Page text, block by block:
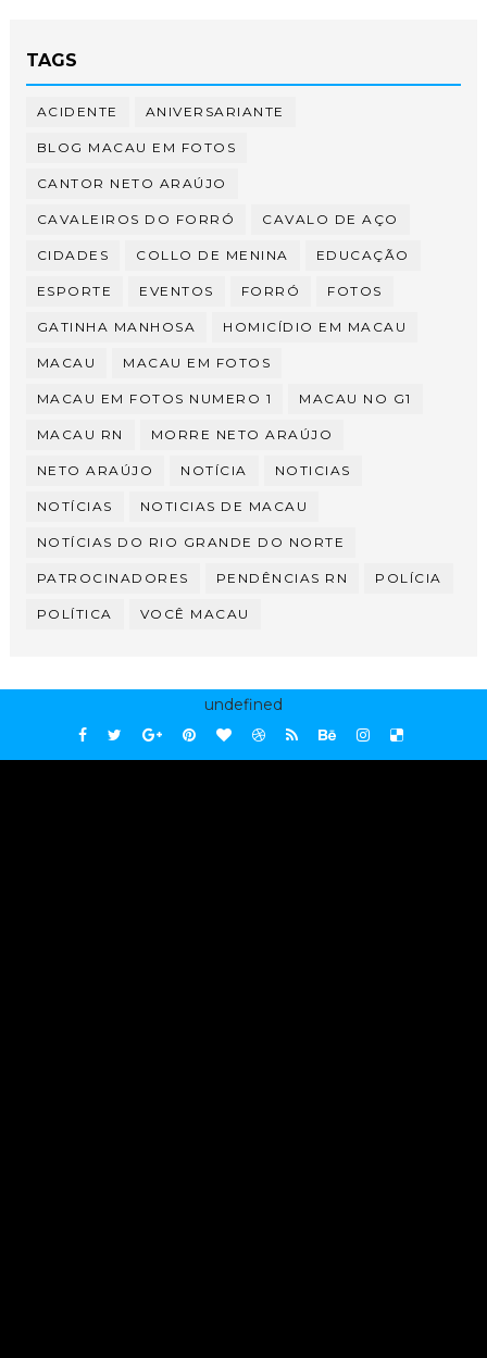
TAGS
ACIDENTE ANIVERSARIANTE
BLOG MACAU EM FOTOS
CANTOR NETO ARAÚJO
CAVALEIROS DO FORRÓ CAVALO DE AÇO
CIDADES COLLO DE MENINA EDUCAÇÃO
ESPORTE EVENTOS FORRÓ FOTOS
GATINHA MANHOSA HOMICÍDIO EM MACAU
MACAU MACAU EM FOTOS
MACAU EM FOTOS NUMERO 1 MACAU NO G1
MACAU RN MORRE NETO ARAÚJO
NETO ARAÚJO NOTÍCIA NOTICIAS
NOTÍCIAS NOTICIAS DE MACAU
NOTÍCIAS DO RIO GRANDE DO NORTE
PATROCINADORES PENDÊNCIAS RN POLÍCIA
POLÍTICA VOCÊ MACAU
undefined